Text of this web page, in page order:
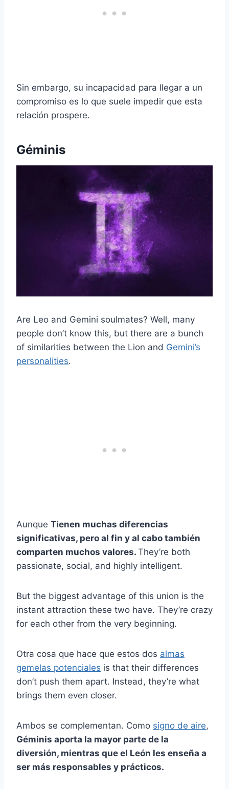
Sin embargo, su incapacidad para llegar a un
compromiso es lo que suele impedir que esta
relación prospere.
Géminis
Are Leo and Gemini soulmates? Well, many
people don’t know this, but there are a bunch
of similarities between the Lion and Gemini’s
personalities.
Aunque Tienen muchas diferencias
significativas, pero al fin y al cabo también
comparten muchos valores. They’re both
passionate, social, and highly intelligent.
But the biggest advantage of this union is the
instant attraction these two have. They’re crazy
for each other from the very beginning.
Otra cosa que hace que estos dos almas
gemelas potenciales is that their differences
don’t push them apart. Instead, they’re what
brings them even closer.
Ambos se complementan. Como signo de aire,
Géminis aporta la mayor parte de la
diversión, mientras que el León les enseña a
ser más responsables y prácticos.